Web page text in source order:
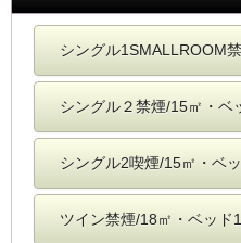
シングル1SMALLROOM
シングル２禁煙/15㎡・ベ
シングル2喫煙/15㎡・ベ
ツイン禁煙/18㎡・ベッド